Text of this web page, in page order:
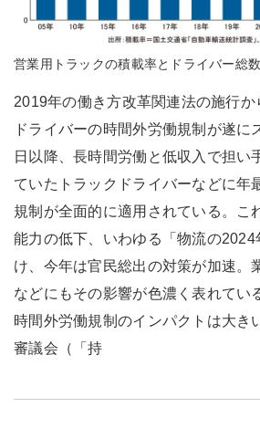
営業用トラックの積載率とドライバー総
2019年の働き方改革関連法の施行か
ドライバーの時間外労働規制が遂に
日以降、長時間労働と低収入で担い
ていたトラックドライバーなどに年
規制が全面的に適用されている。こ
能力の低下、いわゆる「物流の2024
け、今年は官民総出の対策が加速。
などにもその影響が色濃く表れてい
時間外労働規制のインパクトは大き
審議会（「持